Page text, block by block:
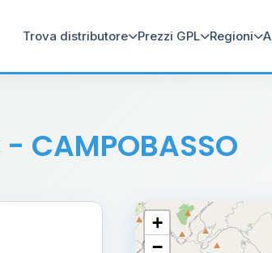
Trova distributore Prezzi GPL Regioni
- CAMPOBASSO
+
−